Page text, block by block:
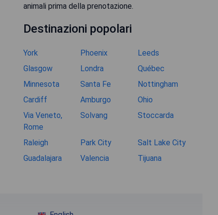
animali prima della prenotazione.
Destinazioni popolari
York Phoenix
Leeds
Glasgow
Londra
Québec
Minnesota
Santa Fe
Nottingham
Cardiff
Amburgo
Ohio
Via Veneto,
Rome
Solvang Stoccarda
Raleigh Park City
Salt Lake City
Guadalajara
Valencia Tijuana